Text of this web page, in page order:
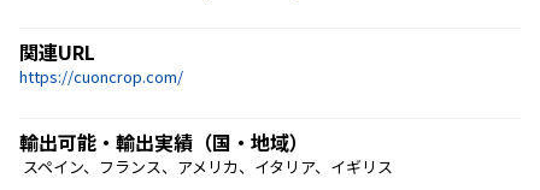
関連URL
https://cuoncrop.com/
輸出可能・輸出実績（国・地域）
スペイン、フランス、アメリカ、イタリア、イギリス